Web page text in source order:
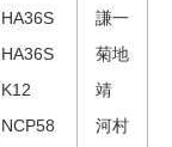
HA36S
HA36S
K12
NCP58
謙一
菊地
靖
河村